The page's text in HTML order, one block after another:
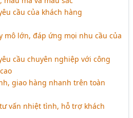
cầu của khách hàng
lớn, đáp ứng mọi nhu cầu của
cầu chuyên nghiệp với công
giao hàng nhanh trên toàn
vấn nhiệt tình, hỗ trợ khách